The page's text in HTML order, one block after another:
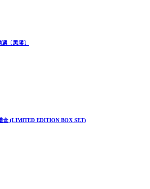
〔黑膠〕
盒 (LIMITED EDITION BOX SET)